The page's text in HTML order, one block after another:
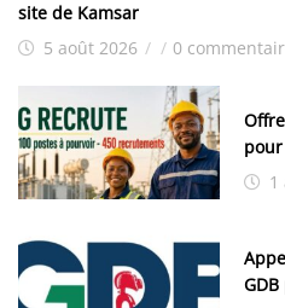
site de Kamsar
5 août 2026 / / 0
1